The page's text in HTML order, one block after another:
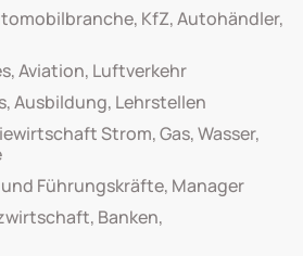
KfZ, Autohändler,
Aviation, Luftverkehr
Ausbildung, Lehrstellen
Strom, Gas, Wasser,
Führungskräfte, Manager
Banken,